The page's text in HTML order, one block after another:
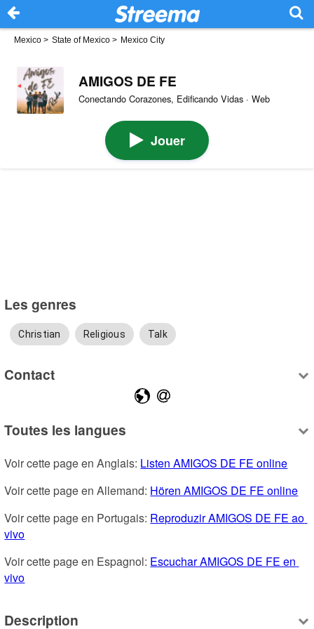
Mexico > State of Mexico > Mexico City
AMIGOS DE FE
Conectando Corazones, Edificando Vidas · Web
Jouer
Les genres
Christian Religious Talk
Contact
Toutes les langues
Voir cette page en Anglais: Listen AMIGOS DE FE online
Voir cette page en Allemand: Hören AMIGOS DE FE online
Voir cette page en Portugais: Reproduzir AMIGOS DE FE ao
vivo
Voir cette page en Espagnol: Escuchar AMIGOS DE FE en
vivo
Description